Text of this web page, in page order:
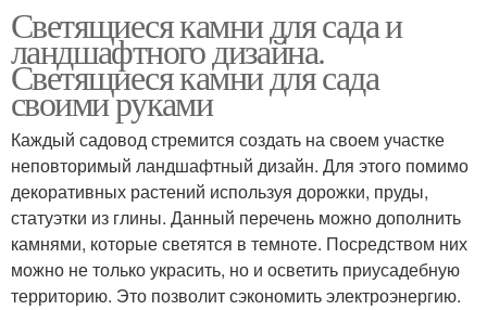
Арка в саду Арки в саду
Идеи для дачи Эксклюзивные идеи
Светящиеся камни для сада и
ландшафтного дизайна.
Светящиеся камни для сада
своими руками
Каждый садовод стремится создать на своем участке
неповторимый ландшафтный дизайн. Для этого помимо
декоративных растений используя дорожки, пруды,
статуэтки из глины. Данный перечень можно дополнить
камнями, которые светятся в темноте. Посредством них
можно не только украсить, но и осветить приусадебную
территорию. Это позволит сэкономить электроэнергию.